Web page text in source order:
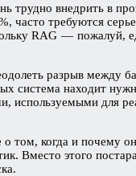
внедрить в
часто требуются
RAG — пожалуй,
разрыв между
система находит
используемыми для
о том, когда и почему
Вместо этого